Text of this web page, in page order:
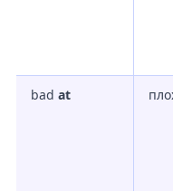
bad at